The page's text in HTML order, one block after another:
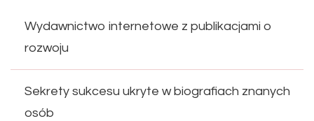
Wydawnictwo internetowe z publikacjami o
rozwoju
Sekrety sukcesu ukryte w biografiach znanych
osób